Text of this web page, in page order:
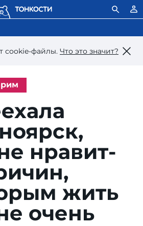
сookie-файлы. Что это значит?
нра­вит­
жить
очень